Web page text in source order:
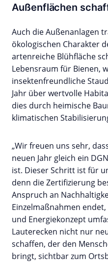
Außenflächen
Auch die Außenanlagen
ökologischen Charakter
artenreiche Blühfläche
Lebensraum für Bienen,
insektenfreundliche
Jahr über wertvolle
dies durch heimische
klimatischen
„Wir freuen uns sehr,
neuen Jahr gleich ein
ist. Dieser Schritt ist für
denn die Zertifizierung
Anspruch an
Einzelmaßnahmen
und Energiekonzept
Lauterecken nicht nur
schaffen, der den
bringt, sichtbar zum